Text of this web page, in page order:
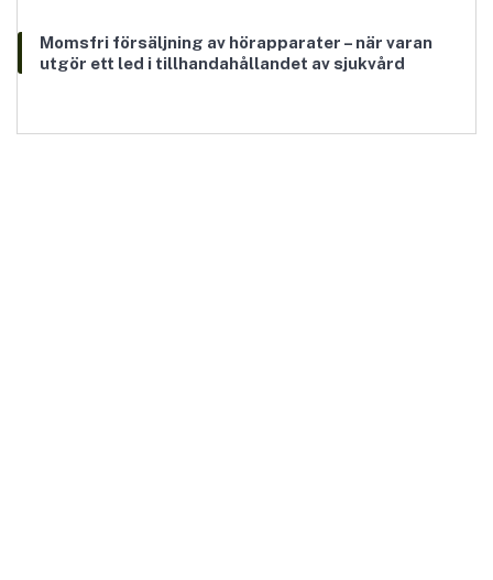
Momsfri försäljning av hörapparater – när varan
utgör ett led i tillhandahållandet av sjukvård